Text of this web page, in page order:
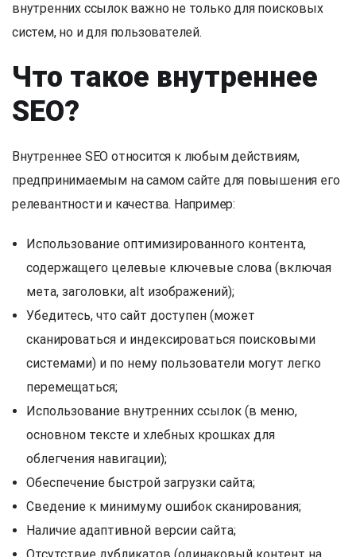
внутренних ссылок важно не только для поисковых
систем, но и для пользователей.
Что такое внутреннее
SEO?
Внутреннее SEO относится к любым действиям,
предпринимаемым на самом сайте для повышения его
релевантности и качества. Например:
Использование оптимизированного контента,
содержащего целевые ключевые слова (включая
мета, заголовки, alt изображений);
Убедитесь, что сайт доступен (может
сканироваться и индексироваться поисковыми
системами) и по нему пользователи могут легко
перемещаться;
Использование внутренних ссылок (в меню,
основном тексте и хлебных крошках для
облегчения навигации);
Обеспечение быстрой загрузки сайта;
Сведение к минимуму ошибок сканирования;
Наличие адаптивной версии сайта;